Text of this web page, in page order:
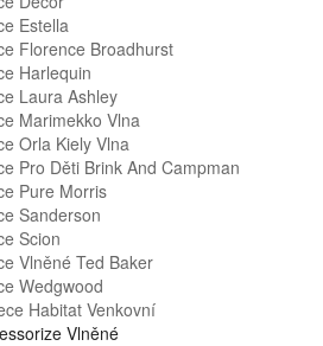
Estella
Florence Broadhurst
Harlequin
Laura Ashley
Marimekko Vlna
Orla Kiely Vlna
Pro Děti Brink And Campman
Pure Morris
Sanderson
Scion
Vlněné Ted Baker
Wedgwood
Habitat Venkovní
Vlněné